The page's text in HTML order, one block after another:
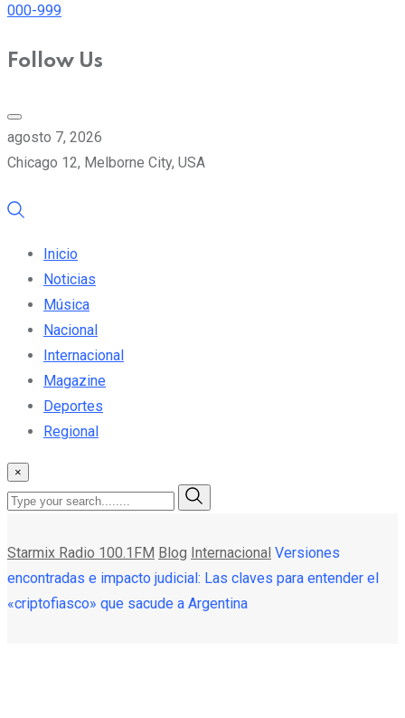
000-999
Follow Us
agosto 7, 2026
Chicago 12, Melborne City, USA
Inicio
Noticias
Música
Nacional
Internacional
Magazine
Deportes
Regional
×
Starmix Radio 100.1FM Blog Internacional Versiones
encontradas e impacto judicial: Las claves para entender el
«criptofiasco» que sacude a Argentina